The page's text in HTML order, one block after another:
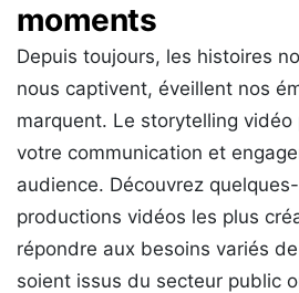
moments
Depuis toujours, les histoires
nous captivent, éveillent nos
marquent. Le storytelling
votre communication et
audience. Découvrez
productions vidéos les plus
répondre aux besoins variés
soient issus du secteur public